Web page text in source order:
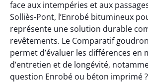
face aux intempéries et aux
Solliès-Pont, l’Enrobé bitumineux
représente une solution durable
revêtements. Le Comparatif
permet d’évaluer les différences en
d’entretien et de longévité,
question Enrobé ou béton imprimé